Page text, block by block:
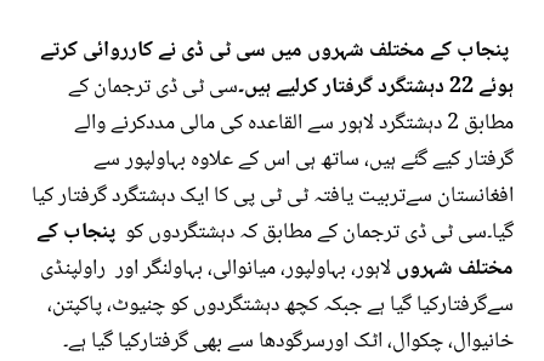
پنجاب کے مختلف شہروں میں سی ٹی ڈی نے کارروائی کرتے
ہوئے 22 دہشتگرد گرفتار کرلیے ہیں۔
سی ٹی ڈی ترجمان کے
مطابق 2 دہشتگرد لاہور سے القاعدہ کی مالی مددکرنے والے
گرفتار کیے گئے ہیں، ساتھ ہی اس کے علاوہ بہاولپور سے
افغانستان سےتربیت یافتہ ٹی ٹی پی کا ایک دہشتگرد گرفتار کیا
گیا۔سی ٹی ڈی ترجمان کے مطابق کہ دہشتگردوں کو پنجاب کے
مختلف شہروںلاہور، بہاولپور، میانوالی، بہاولنگر اور راولپنڈی
سےگرفتارکیا گیا ہے جبکہ کچھ دہشتگردوں کو چنیوٹ، پاکپتن،
خانیوال، چکوال، اٹک اورسرگودھا سے بھی گرفتارکیا گیا ہے۔